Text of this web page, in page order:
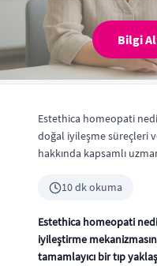
Bilgi
Estethica homeopati
doğal iyileşme süreçleri
hakkında kapsamlı
10 dk okuma
Estethica homeopati
iyileştirme
tamamlayıcı bir tıp